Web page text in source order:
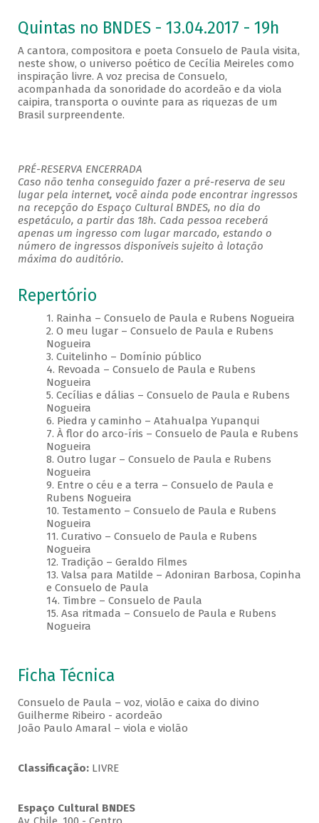
Quintas no BNDES - 13.04.2017 - 19h
A cantora, compositora e poeta Consuelo de Paula visita,
neste show, o universo poético de Cecília Meireles como
inspiração livre. A voz precisa de Consuelo,
acompanhada da sonoridade do acordeão e da viola
caipira, transporta o ouvinte para as riquezas de um
Brasil surpreendente.
PRÉ-RESERVA ENCERRADA
Caso não tenha conseguido fazer a pré-reserva de seu
lugar pela internet, você ainda pode encontrar ingressos
na recepção do Espaço Cultural BNDES, no dia do
espetáculo, a partir das 18h. Cada pessoa receberá
apenas um ingresso com lugar marcado, estando o
número de ingressos disponíveis sujeito à lotação
máxima do auditório.
Repertório
1. Rainha – Consuelo de Paula e Rubens Nogueira
2. O meu lugar – Consuelo de Paula e Rubens
Nogueira
3. Cuitelinho – Domínio público
4. Revoada – Consuelo de Paula e Rubens
Nogueira
5. Cecílias e dálias – Consuelo de Paula e Rubens
Nogueira
6. Piedra y caminho – Atahualpa Yupanqui
7. À flor do arco-íris – Consuelo de Paula e Rubens
Nogueira
8. Outro lugar – Consuelo de Paula e Rubens
Nogueira
9. Entre o céu e a terra – Consuelo de Paula e
Rubens Nogueira
10. Testamento – Consuelo de Paula e Rubens
Nogueira
11. Curativo – Consuelo de Paula e Rubens
Nogueira
12. Tradição – Geraldo Filmes
13. Valsa para Matilde – Adoniran Barbosa, Copinha
e Consuelo de Paula
14. Timbre – Consuelo de Paula
15. Asa ritmada – Consuelo de Paula e Rubens
Nogueira
Ficha Técnica
Consuelo de Paula – voz, violão e caixa do divino
Guilherme Ribeiro - acordeão
João Paulo Amaral – viola e violão
Classificação: LIVRE
Espaço Cultural BNDES